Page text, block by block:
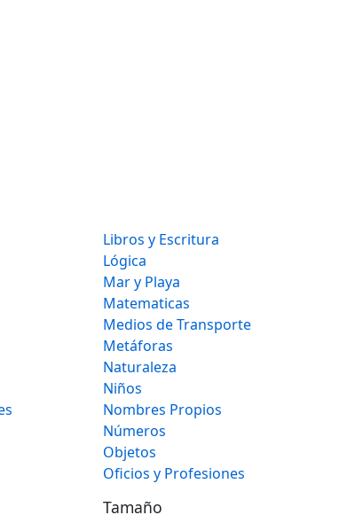
Libros y Escritura
Lógica
Mar y Playa
Matematicas
Medios de Transporte
Metáforas
Naturaleza
Niños
Nombres Propios
Números
Objetos
Oficios y Profesiones
Tamaño